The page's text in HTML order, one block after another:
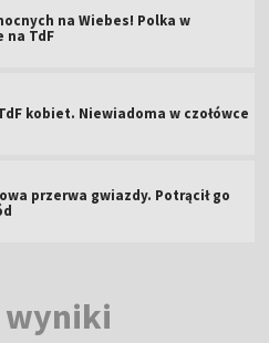
na Wiebes! Polka w
na TdF
kobiet. Niewiadoma w czołówce
przerwa gwiazdy. Potrącił go
wyniki